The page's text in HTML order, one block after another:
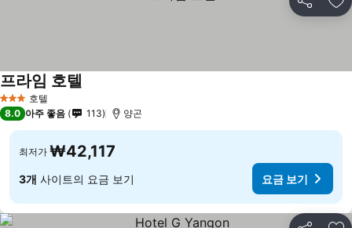
공유 즐
3 성급 호텔
프라임 호텔
8.0 아주 좋음 113 양곤
최저가 ₩42,117
3개 사이트의 요금 보기 요금 보기